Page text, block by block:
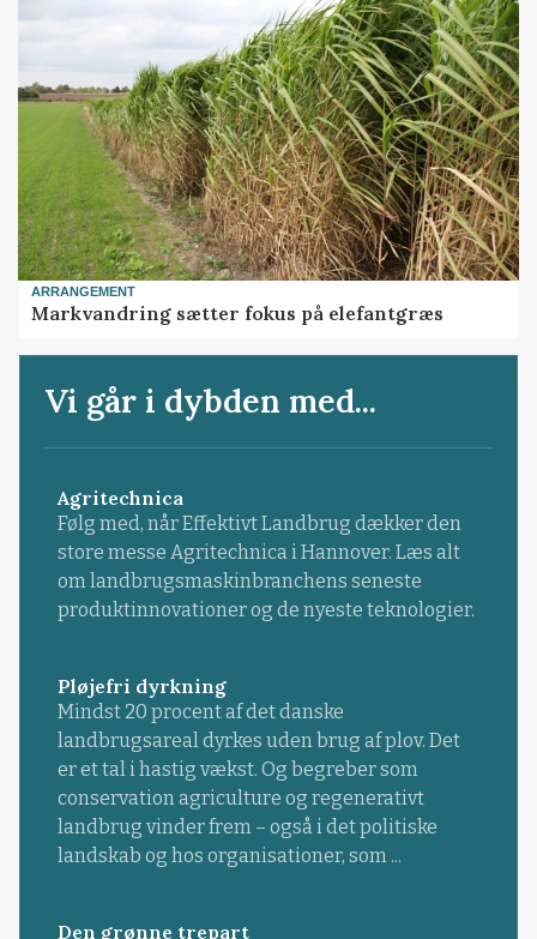
ARRANGEMENT
Markvandring sætter fokus på elefantgræs
Vi går i dybden med...
Agritechnica
Følg med, når Effektivt Landbrug dækker den
store messe Agritechnica i Hannover. Læs alt
om landbrugsmaskinbranchens seneste
produktinnovationer og de nyeste teknologier.
Pløjefri dyrkning
Mindst 20 procent af det danske
landbrugsareal dyrkes uden brug af plov. Det
er et tal i hastig vækst. Og begreber som
conservation agriculture og regenerativt
landbrug vinder frem – også i det politiske
landskab og hos organisationer, som ...
Den grønne trepart